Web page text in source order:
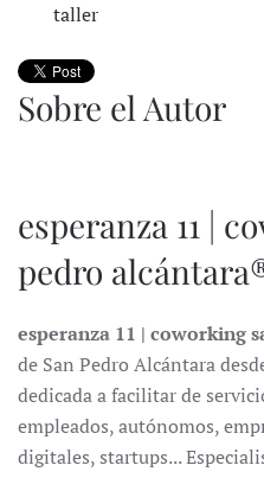
taller
Sobre el Autor
esperanza 11 |
pedro
esperanza 11 | coworking
de San Pedro Alcántara
dedicada a facilitar de
empleados, autónomos,
digitales, startups...